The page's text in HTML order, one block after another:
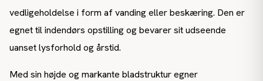
vedligeholdelse i form af vanding eller beskæring. Den er
egnet til indendørs opstilling og bevarer sit udseende
uanset lysforhold og årstid.
Med sin højde og markante bladstruktur egner